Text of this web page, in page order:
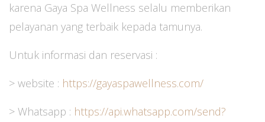
karena Gaya Spa Wellness selalu memberikan
pelayanan yang terbaik kepada tamunya.
Untuk informasi dan reservasi :
> website : https://gayaspawellness.com/
> Whatsapp : https://api.whatsapp.com/send?